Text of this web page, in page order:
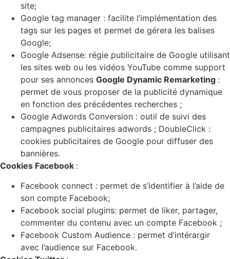
site;
Google tag manager : facilite l’implémentation des
tags sur les pages et permet de gérera les balises
Google;
Google Adsense: régie publicitaire de Google utilisant
les sites web ou les vidéos YouTube comme support
pour ses annonces Google Dynamic Remarketing :
permet de vous proposer de la publicité dynamique
en fonction des précédentes recherches ;
Google Adwords Conversion : outil de suivi des
campagnes publicitaires adwords ; DoubleClick :
cookies publicitaires de Google pour diffuser des
bannières.
Cookies Facebook :
Facebook connect : permet de s’identifier à l’aide de
son compte Facebook;
Facebook social plugins: permet de liker, partager,
commenter du contenu avec un compte Facebook ;
Facebook Custom Audience : permet d’intérargir
avec l’audience sur Facebook.